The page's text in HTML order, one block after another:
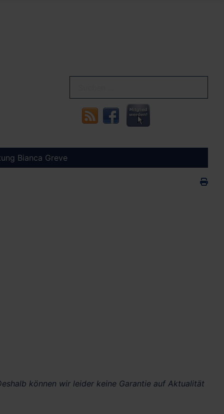
Bianca Greve
können wir leider keine Garantie auf Aktualität